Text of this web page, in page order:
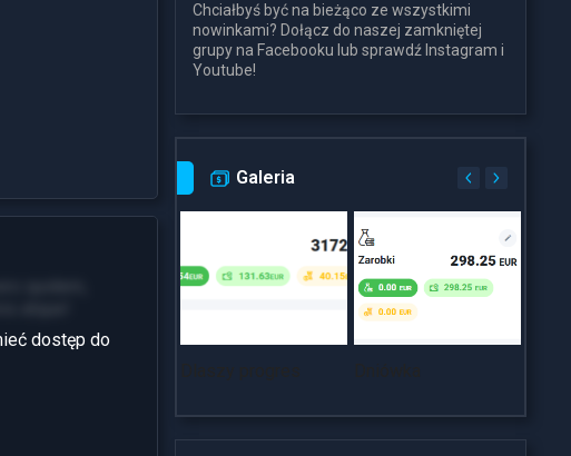
dostęp do
Chciałbyś być na bieżąco ze wszystkimi
nowinkami? Dołącz do naszej zamkniętej
grupy na Facebooku lub sprawdź Instagram i
Youtube!
Galeria